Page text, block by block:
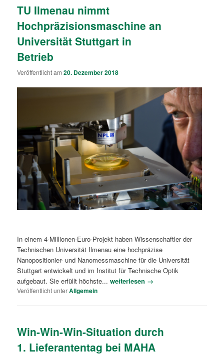
TU Ilmenau nimmt
Hochpräzisionsmaschine an
Universität Stuttgart in
Betrieb
Veröffentlicht am20. Dezember 2018
In einem 4-Millionen-Euro-Projekt haben Wissenschaftler der
Technischen Universität Ilmenau eine hochpräzise
Nanopositionier- und Nanomessmaschine für die Universität
Stuttgart entwickelt und im Institut für Technische Optik
aufgebaut. Sie erfüllt höchste...weiterlesen →
Veröffentlicht unterAllgemein
Win-Win-Win-Situation durch
1. Lieferantentag bei MAHA